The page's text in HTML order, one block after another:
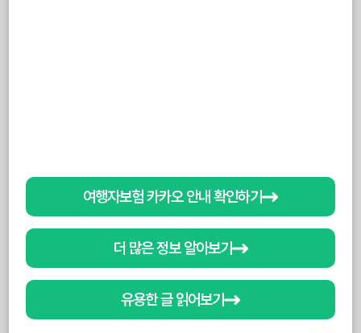
여행자보험 카카오 안내 확인하기
더 많은 정보 알아보기
유용한 글 읽어보기